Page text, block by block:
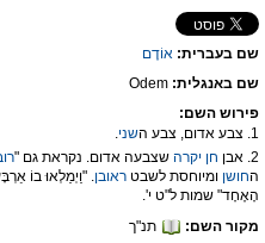
שם בעברית: אוֹדֶם
שם באנגלית: Odem
פירוש השם:
1. צבע אדום, צבע ה
שני.
2. אבן
חן יקרה שצבעה אדום. נקראת גם "
החושן ומיוחסת לשבט ראובן. "וַיְמַלְאוּ בוֹ
הָאֶחָד" שמות ל"ט י'.
מקור השם:
תנ"ך